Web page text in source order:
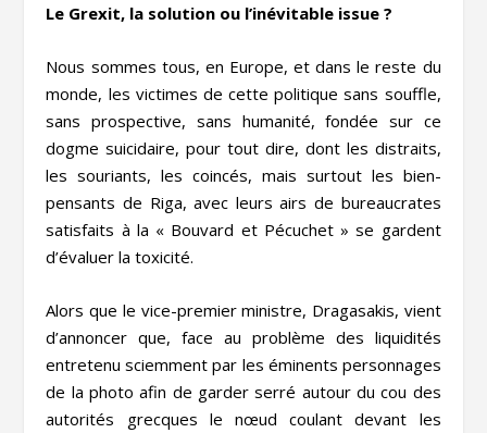
Le Grexit, la solution ou l’inévitable issue ?
Nous sommes tous, en Europe, et dans le reste du
monde, les victimes de cette politique sans souffle,
sans prospective, sans humanité, fondée sur ce
dogme suicidaire, pour tout dire, dont les distraits,
les souriants, les coincés, mais surtout les bien-
pensants de Riga, avec leurs airs de bureaucrates
satisfaits à la « Bouvard et Pécuchet » se gardent
d’évaluer la toxicité.
Alors que le vice-premier ministre, Dragasakis, vient
d’annoncer que, face au problème des liquidités
entretenu sciemment par les éminents personnages
de la photo afin de garder serré autour du cou des
autorités grecques le nœud coulant devant les